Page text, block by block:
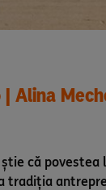
Alina
că
tradiția